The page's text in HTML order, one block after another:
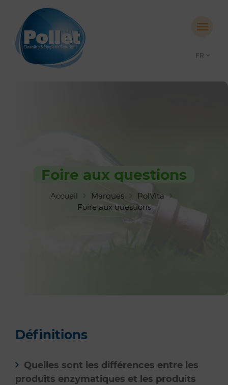
FR
Foire aux questions
Accueil Marques
PolVita
Foire aux questions
Définitions
Quelles sont les différences entre les
produits enzymatiques et les produits